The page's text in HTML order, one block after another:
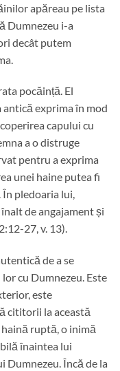
apăreau pe lista
Dumnezeu i-a
decât putem
pocăință. El
exprima în mod
capului cu
a o distruge
pentru a exprima
unei haine putea fi
pledoaria lui,
de angajament și
27, v. 13).
de a se
cu Dumnezeu. Este
este
cititorii la această
haină ruptă, o inimă
înaintea lui
Dumnezeu. Încă de la